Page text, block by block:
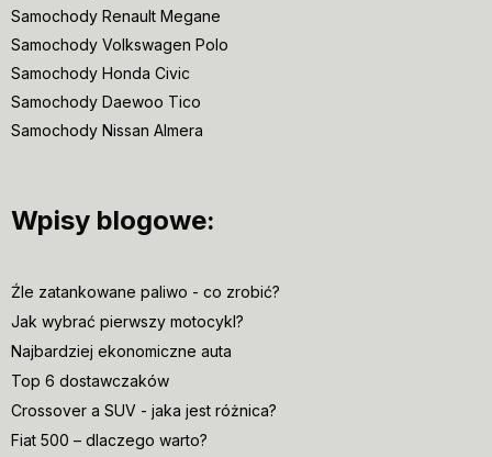
Samochody Renault Megane
Samochody Volkswagen Polo
Samochody Honda Civic
Samochody Daewoo Tico
Samochody Nissan Almera
Wpisy blogowe:
Źle zatankowane paliwo - co zrobić?
Jak wybrać pierwszy motocykl?
Najbardziej ekonomiczne auta
Top 6 dostawczaków
Crossover a SUV - jaka jest różnica?
Fiat 500 – dlaczego warto?